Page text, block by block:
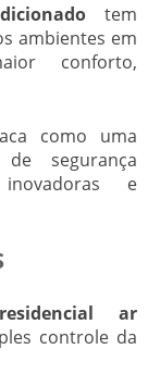
tem
ambientes em
conforto,
como uma
segurança
e
ar
controle da